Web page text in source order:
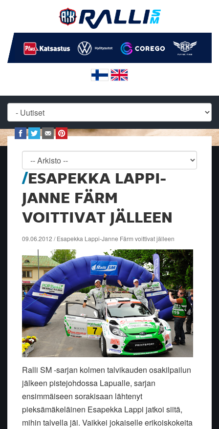
ESAPEKKA LAPPI-
JANNE FÄRM
VOITTIVAT JÄLLEEN
09.06.2012 / Esapekka Lappi-Janne Färm voittivat jälleen
Ralli SM -sarjan kolmen talvikauden osakilpailun
jälkeen pistejohdossa Lapualle, sarjan
ensimmäiseen sorakisaan lähtenyt
pieksämäkeläinen Esapekka Lappi jatkoi siitä,
mihin talvella jäi. Vaikkei jokaiselle erikoiskokeita